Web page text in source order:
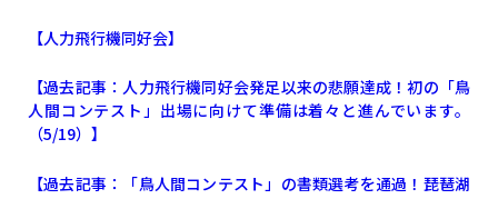
【人力飛行機同好会】
【過去記事：人力飛行機同好会発足以来の悲願達成！初の「鳥
人間コンテスト」出場に向けて準備は着々と進んでいます。
（5/19）】
【過去記事：「鳥人間コンテスト」の書類選考を通過！琵琶湖